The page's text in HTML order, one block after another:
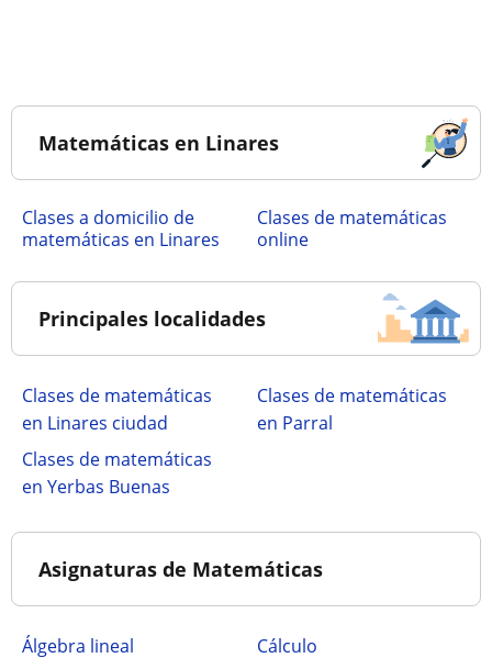
Matemáticas en Linares
Clases a domicilio de
matemáticas en Linares
Clases de matemáticas
online
Principales localidades
Clases de matemáticas
en Linares ciudad
Clases de matemáticas
en Parral
Clases de matemáticas
en Yerbas Buenas
Asignaturas de Matemáticas
Álgebra lineal
Cálculo